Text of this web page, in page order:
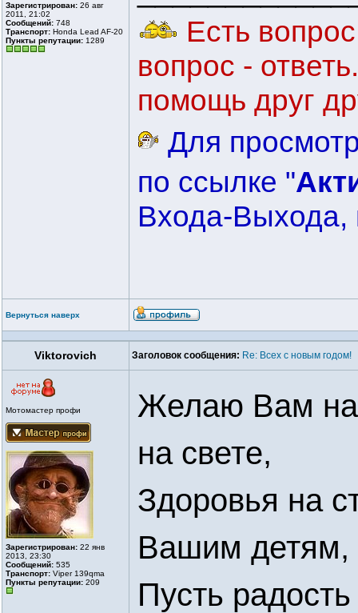
Зарегистрирован: 26 авг
2011, 21:02
Сообщений: 748
Транспорт: Honda Lead AF-20
Пункты репутации: 1289
Есть
вопрос -
помощь друг
Для
по ссылке "
Входа-Выхода,
Вернуться наверх
Viktorovich Заголовок сообщения: Re: Всех с новым годом!
Мотомастер профи
Зарегистрирован: 22 янв
2013, 23:30
Сообщений: 535
Транспорт: Viper 139qmа
Пункты репутации: 209
Желаю Вам на
на свете,
Здоровья на
Вашим детям,
Пусть